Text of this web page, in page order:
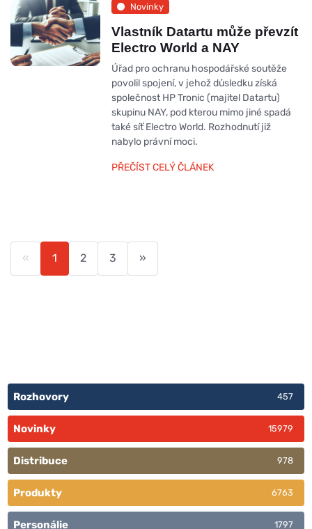
Novinky
Vlastník Datartu může převzít
Electro World a NAY
Úřad pro ochranu hospodářské soutěže
povolil spojení, v jehož důsledku získá
společnost HP Tronic (majitel Datartu)
skupinu NAY, pod kterou mimo jiné spadá
také síť Electro World. Rozhodnutí již
nabylo právní moci.
PŘEČÍST CELÝ ČLÁNEK
« 1 2 3 »
Rozhovory 457
Novinky 15979
Distribuce 978
Produkty 6763
Personálie 1797